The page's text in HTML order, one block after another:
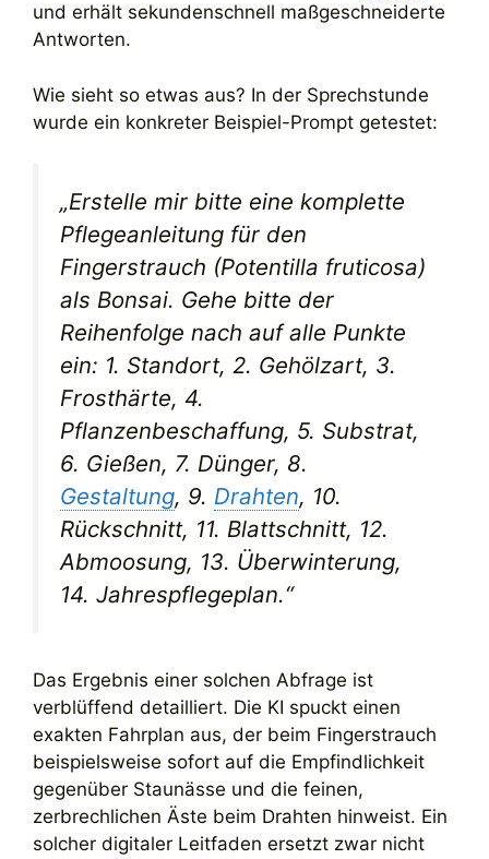
und erhält sekundenschnell maßgeschneiderte
Antworten.
Wie sieht so etwas aus? In der Sprechstunde
wurde ein konkreter Beispiel-Prompt getestet:
„Erstelle mir bitte eine komplette
Pflegeanleitung für den
Fingerstrauch (Potentilla fruticosa)
als Bonsai. Gehe bitte der
Reihenfolge nach auf alle Punkte
ein: 1. Standort, 2. Gehölzart, 3.
Frosthärte, 4.
Pflanzenbeschaffung, 5. Substrat,
6. Gießen, 7. Dünger, 8.
Gestaltung, 9. Drahten, 10.
Rückschnitt, 11. Blattschnitt, 12.
Abmoosung, 13. Überwinterung,
14. Jahrespflegeplan.“
Das Ergebnis einer solchen Abfrage ist
verblüffend detailliert. Die KI spuckt einen
exakten Fahrplan aus, der beim Fingerstrauch
beispielsweise sofort auf die Empfindlichkeit
gegenüber Staunässe und die feinen,
zerbrechlichen Äste beim Drahten hinweist. Ein
solcher digitaler Leitfaden ersetzt zwar nicht